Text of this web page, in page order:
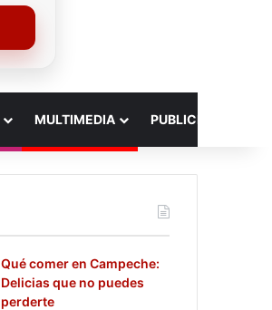
MULTIMEDIA PUBLICIDAD
Qué comer en Campeche:
Delicias que no puedes
perderte